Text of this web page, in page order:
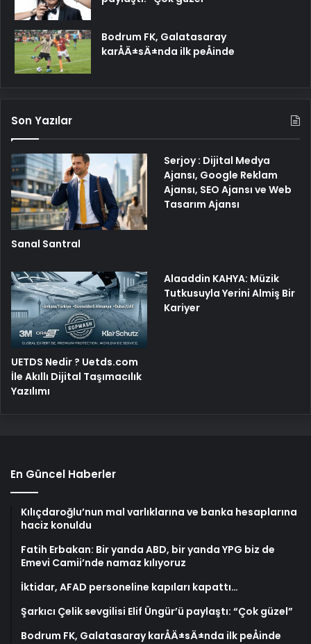
Bodrum FK, Galatasaray
karÅÄ±sÄ±nda ilk peÅinde
Son Yazılar
Sanal Santral
Serjoy : Dijital Medya
Ajansı, Google Reklam
Ajansı, SEO Ajansı ve Web
Tasarım Ajansı
UETDS Nedir ? Uetds.com
İle Akıllı Dijital Taşımacılık
Yazılımı
Alaaddin KAHYA: Müzik
Tutkusuyla Yerini Almiş Bir
Kariyer
En Güncel Haberler
Kılıçdaroğlu’nun mal varlıklarına ve banka hesaplarına
haciz konuldu
Fatih Erbakan: Bir yanda ABD, bir yanda YPG biz de
Emevi Camii’nde namaz kılıyoruz
İktidar, AFAD personeline kapıları kapattı…
Şarkıcı Çelik sevgilisi Elif Üngür’ü paylaştı: “Çok güzel”
Bodrum FK, Galatasaray karÅÄ±sÄ±nda ilk peÅinde